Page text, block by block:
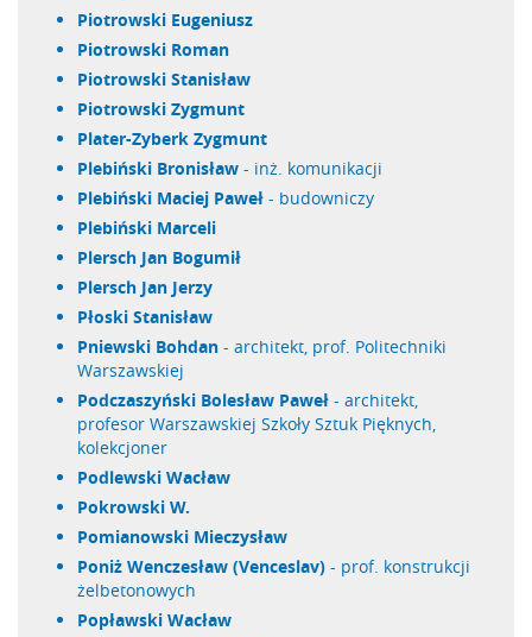
Piotrowski Eugeniusz
Piotrowski Roman
Piotrowski Stanisław
Piotrowski Zygmunt
Plater-Zyberk Zygmunt
Plebiński Bronisław - inż. komunikacji
Plebiński Maciej Paweł - budowniczy
Plebiński Marceli
Plersch Jan Bogumił
Plersch Jan Jerzy
Płoski Stanisław
Pniewski Bohdan - architekt, prof. Politechniki
Warszawskiej
Podczaszyński Bolesław Paweł - architekt,
profesor Warszawskiej Szkoły Sztuk Pięknych,
kolekcjoner
Podlewski Wacław
Pokrowski W.
Pomianowski Mieczysław
Poniż Wenczesław (Venceslav) - prof. konstrukcji
żelbetonowych
Popławski Wacław